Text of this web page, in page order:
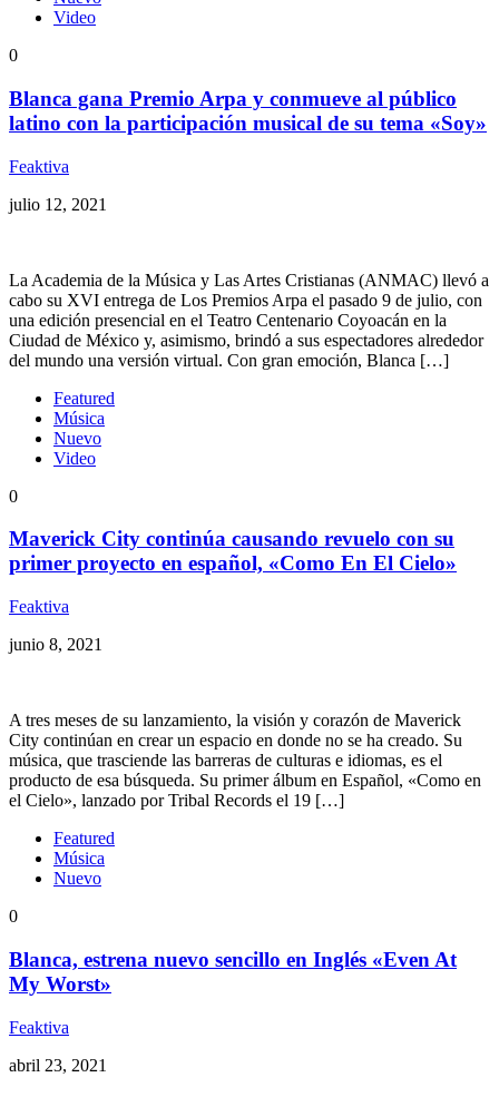
Video
0
Blanca gana Premio Arpa y conmueve al público
latino con la participación musical de su tema «Soy»
Feaktiva
julio 12, 2021
La Academia de la Música y Las Artes Cristianas (ANMAC) llevó a
cabo su XVI entrega de Los Premios Arpa el pasado 9 de julio, con
una edición presencial en el Teatro Centenario Coyoacán en la
Ciudad de México y, asimismo, brindó a sus espectadores alrededor
del mundo una versión virtual. Con gran emoción, Blanca […]
Featured
Música
Nuevo
Video
0
Maverick City continúa causando revuelo con su
primer proyecto en español, «Como En El Cielo»
Feaktiva
junio 8, 2021
A tres meses de su lanzamiento, la visión y corazón de Maverick
City continúan en crear un espacio en donde no se ha creado. Su
música, que trasciende las barreras de culturas e idiomas, es el
producto de esa búsqueda. Su primer álbum en Español, «Como en
el Cielo», lanzado por Tribal Records el 19 […]
Featured
Música
Nuevo
0
Blanca, estrena nuevo sencillo en Inglés «Even At
My Worst»
Feaktiva
abril 23, 2021